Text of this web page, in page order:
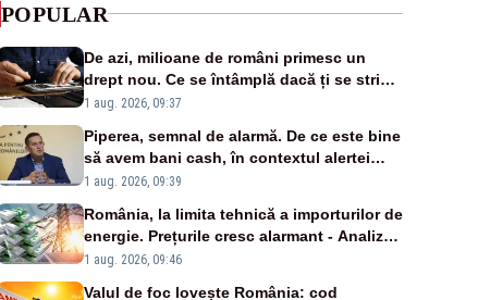
POPULAR
De azi, milioane de români primesc un
drept nou. Ce se întâmplă dacă ți se strică
un produs
1 aug. 2026, 09:37
Piperea, semnal de alarmă. De ce este bine
să avem bani cash, în contextul alertei
energetice?
1 aug. 2026, 09:39
România, la limita tehnică a importurilor de
energie. Prețurile cresc alarmant - Analiză
Realitatea Plus
1 aug. 2026, 09:46
Valul de foc lovește România: cod